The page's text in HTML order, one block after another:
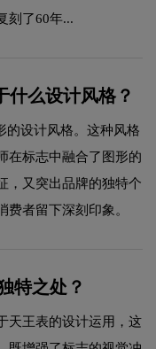
刻了60年...
什么设计风格？
的设计风格。这种风格
在标志中融合了图形的
，又突出品牌的独特个
者留下深刻印象。
特之处？
天王表的设计运用，这